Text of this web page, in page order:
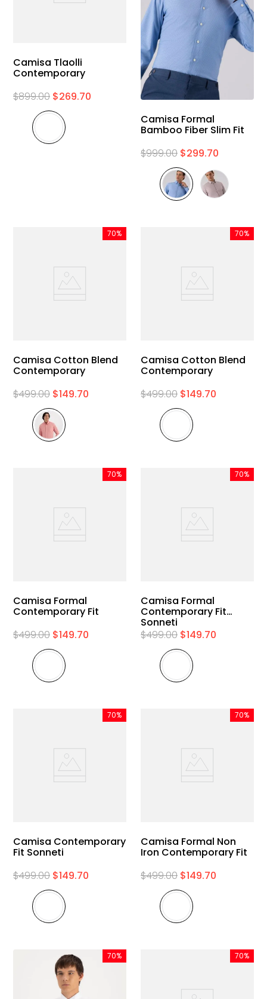
Camisa Tlaolli
Contemporary
$899.00 $269.70
Camisa Formal
Bamboo Fiber Slim Fit
$999.00 $299.70
70%
Camisa Cotton Blend
Contemporary
$499.00 $149.70
70%
Camisa Cotton Blend
Contemporary
$499.00 $149.70
70%
Camisa Formal
Contemporary Fit
$499.00 $149.70
70%
Camisa Formal
Contemporary Fit
Sonneti
$499.00 $149.70
70%
Camisa Contemporary
Fit Sonneti
$499.00 $149.70
70%
Camisa Formal Non
Iron Contemporary Fit
$499.00 $149.70
70% 70%